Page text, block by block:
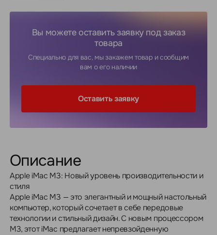
Вы можете оставить заявку под заказ
товара
Специально для вас, мы закажем товар и сообщим
вам о его наличии
Оставить заявку
Описание
Apple iMac M3: Новый уровень производительности и
стиля
Apple iMac M3 — это элегантный и мощный настольный
компьютер, который сочетает в себе передовые
технологии и стильный дизайн. С новым процессором
M3, этот iMac предлагает непревзойденную